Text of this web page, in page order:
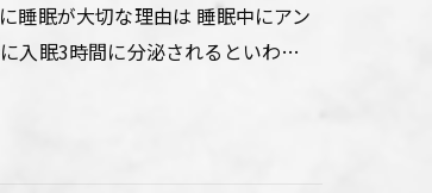
睡眠が大切な理由は 睡眠中にアン
入眠3時間に分泌されるといわ…